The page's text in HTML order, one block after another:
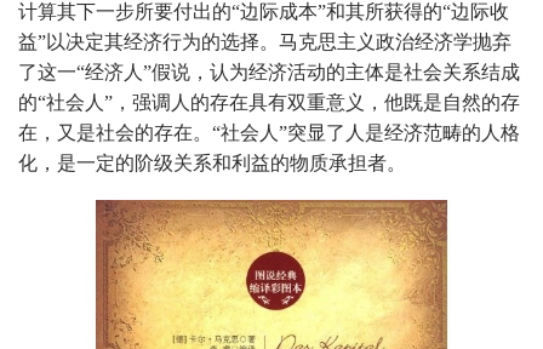
计算其下一步所要付出的“边际成本”和其所获得的“边际收
益”以决定其经济行为的选择。马克思主义政治经济学抛弃
了这一“经济人”假说，认为经济活动的主体是社会关系结成
的“社会人”，强调人的存在具有双重意义，他既是自然的存
在，又是社会的存在。“社会人”突显了人是经济范畴的人格
化，是一定的阶级关系和利益的物质承担者。